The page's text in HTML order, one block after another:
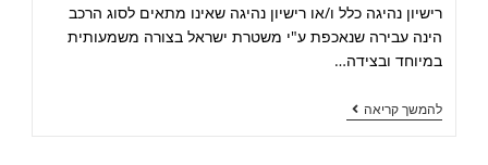
רישיון נהיגה כלל ו/או רישיון נהיגה שאינו מתאים לסוג הרכב
הינה עבירה שנאכפת ע"י משטרת ישראל בצורה משמעותית
במיוחד ובצידה…
להמשך קריאה